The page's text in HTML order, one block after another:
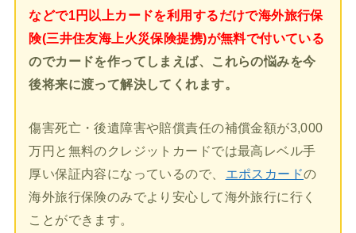
などで1円以上カードを利用するだけで海外旅行保
険(三井住友海上火災保険提携)が無料で付いている
のでカードを作ってしまえば、これらの悩みを今
後将来に渡って解決してくれます。
傷害死亡・後遺障害や賠償責任の補償金額が3,000
万円と無料のクレジットカードでは最高レベル手
厚い保証内容になっているので、
エポスカードの
海外旅行保険のみでより安心して海外旅行に行く
ことができます。